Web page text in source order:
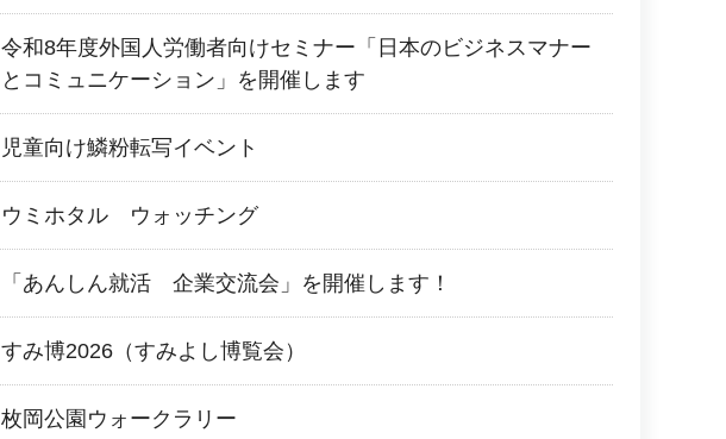
令和8年度外国人労働者向けセミナー「日本のビジネスマナー
とコミュニケーション」を開催します
児童向け鱗粉転写イベント
ウミホタル ウォッチング
「あんしん就活 企業交流会」を開催します！
すみ博2026（すみよし博覧会）
枚岡公園ウォークラリー